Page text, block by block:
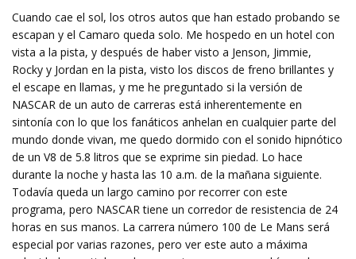
Cuando cae el sol, los otros autos que han estado probando se
escapan y el Camaro queda solo. Me hospedo en un hotel con
vista a la pista, y después de haber visto a Jenson, Jimmie,
Rocky y Jordan en la pista, visto los discos de freno brillantes y
el escape en llamas, y me he preguntado si la versión de
NASCAR de un auto de carreras está inherentemente en
sintonía con lo que los fanáticos anhelan en cualquier parte del
mundo donde vivan, me quedo dormido con el sonido hipnótico
de un V8 de 5.8 litros que se exprime sin piedad. Lo hace
durante la noche y hasta las 10 a.m. de la mañana siguiente.
Todavía queda un largo camino por recorrer con este
programa, pero NASCAR tiene un corredor de resistencia de 24
horas en sus manos. La carrera número 100 de Le Mans será
especial por varias razones, pero ver este auto a máxima